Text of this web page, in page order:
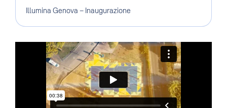
Illumina Genova – Inaugurazione